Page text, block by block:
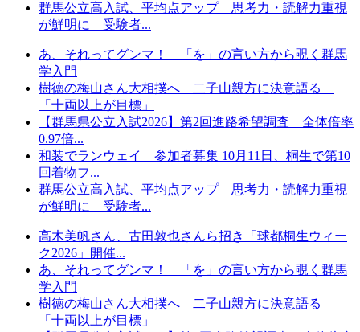
群馬公立高入試、平均点アップ 思考力・読解力重視
が鮮明に 受験者...
あ、それってグンマ！ 「を」の言い方から覗く群馬
学入門
樹徳の梅山さん大相撲へ 二子山親方に決意語る
「十両以上が目標」
【群馬県公立入試2026】第2回進路希望調査 全体倍率
0.97倍...
和装でランウェイ 参加者募集 10月11日、桐生で第10
回着物フ...
群馬公立高入試、平均点アップ 思考力・読解力重視
が鮮明に 受験者...
高木美帆さん、古田敦也さんら招き「球都桐生ウィー
ク2026」開催...
あ、それってグンマ！ 「を」の言い方から覗く群馬
学入門
樹徳の梅山さん大相撲へ 二子山親方に決意語る
「十両以上が目標」